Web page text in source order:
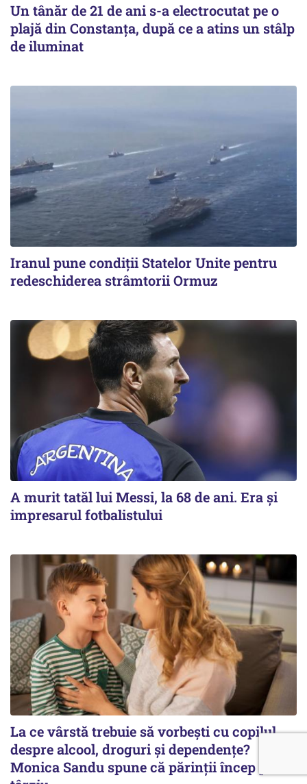
Un tânăr de 21 de ani s-a electrocutat pe o
plajă din Constanța, după ce a atins un stâlp
de iluminat
Iranul pune condiții Statelor Unite pentru
redeschiderea strâmtorii Ormuz
A murit tatăl lui Messi, la 68 de ani. Era și
impresarul fotbalistului
La ce vârstă trebuie să vorbești cu copilul
despre alcool, droguri și dependențe?
Monica Sandu spune că părinții încep prea